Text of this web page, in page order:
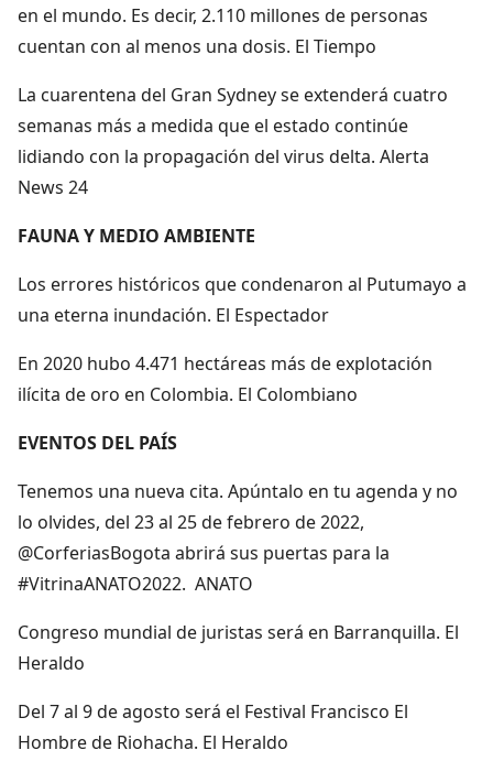
en el mundo. Es decir, 2.110 millones de personas
cuentan con al menos una dosis. El Tiempo
La cuarentena del Gran Sydney se extenderá cuatro
semanas más a medida que el estado continúe
lidiando con la propagación del virus delta. Alerta
News 24
FAUNA Y MEDIO AMBIENTE
Los errores históricos que condenaron al Putumayo a
una eterna inundación. El Espectador
En 2020 hubo 4.471 hectáreas más de explotación
ilícita de oro en Colombia. El Colombiano
EVENTOS DEL PAÍS
Tenemos una nueva cita. Apúntalo en tu agenda y no
lo olvides, del 23 al 25 de febrero de 2022,
@CorferiasBogota abrirá sus puertas para la
#VitrinaANATO2022. ANATO
Congreso mundial de juristas será en Barranquilla. El
Heraldo
Del 7 al 9 de agosto será el Festival Francisco El
Hombre de Riohacha. El Heraldo